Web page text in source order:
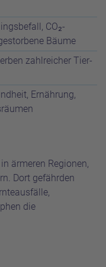
CO₂-
Bäume
zahlreicher Tier-
Ernährung,
ärmeren Regionen,
Dort gefährden
die